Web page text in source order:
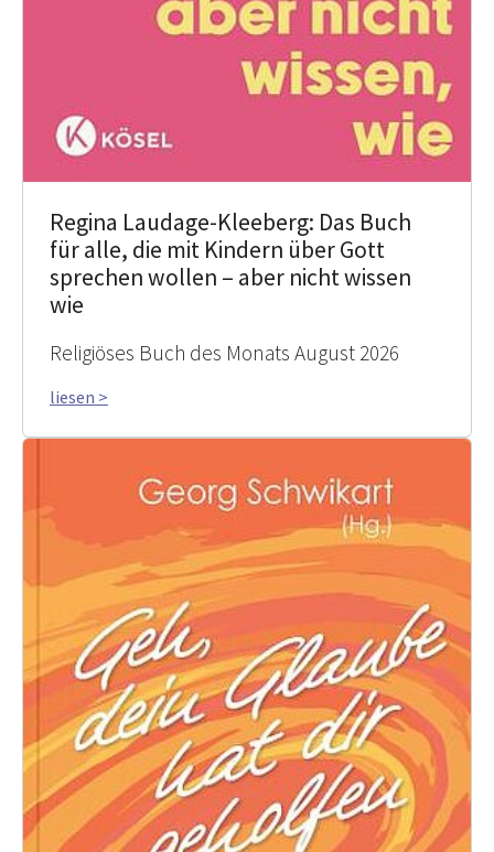
Regina Laudage-Kleeberg: Das Buch
für alle, die mit Kindern über Gott
sprechen wollen – aber nicht wissen
wie
Religiöses Buch des Monats August 2026
liesen >